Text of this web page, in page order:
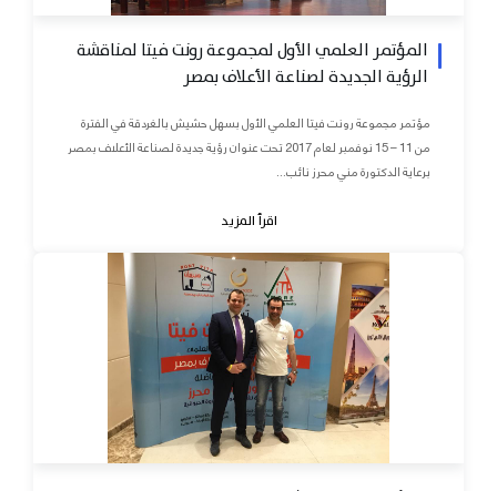
المؤتمر العلمي الأول لمجموعة رونت فيتا لمناقشة
الرؤية الجديدة لصناعة الأعلاف بمصر
مؤتمر مجموعة رونت فيتا العلمي الأول بسهل حشيش بالغردقة في الفترة
من 11 – 15 نوفمبر لعام 2017 تحت عنوان رؤية جديدة لصناعة الأعلاف بمصر
برعاية الدكتورة مني محرز نائب...
اقرأ المزيد